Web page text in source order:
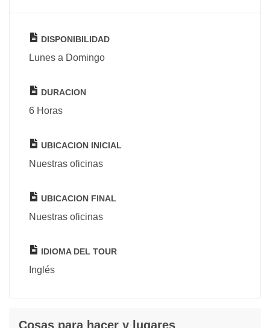
DISPONIBILIDAD
Lunes a Domingo
DURACION
6 Horas
UBICACION INICIAL
Nuestras oficinas
UBICACION FINAL
Nuestras oficinas
IDIOMA DEL TOUR
Inglés
Cosas para hacer y lugares